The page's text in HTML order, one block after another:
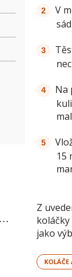
V
Na
15
Z
jako